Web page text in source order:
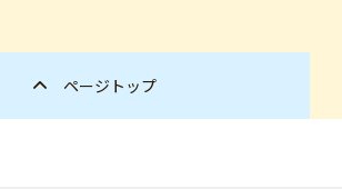
ページトップ